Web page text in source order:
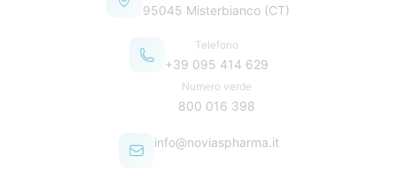
95045 Misterbianco (CT)
Telefono
+39 095 414 629
Numero verde
800 016 398
info@noviaspharma.it